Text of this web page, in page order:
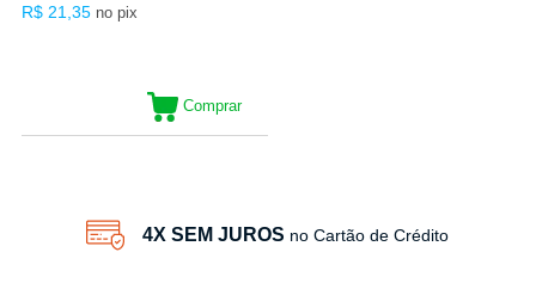
R$ 21,35 no pix
Comprar
4X SEM JUROS no Cartão de Crédito